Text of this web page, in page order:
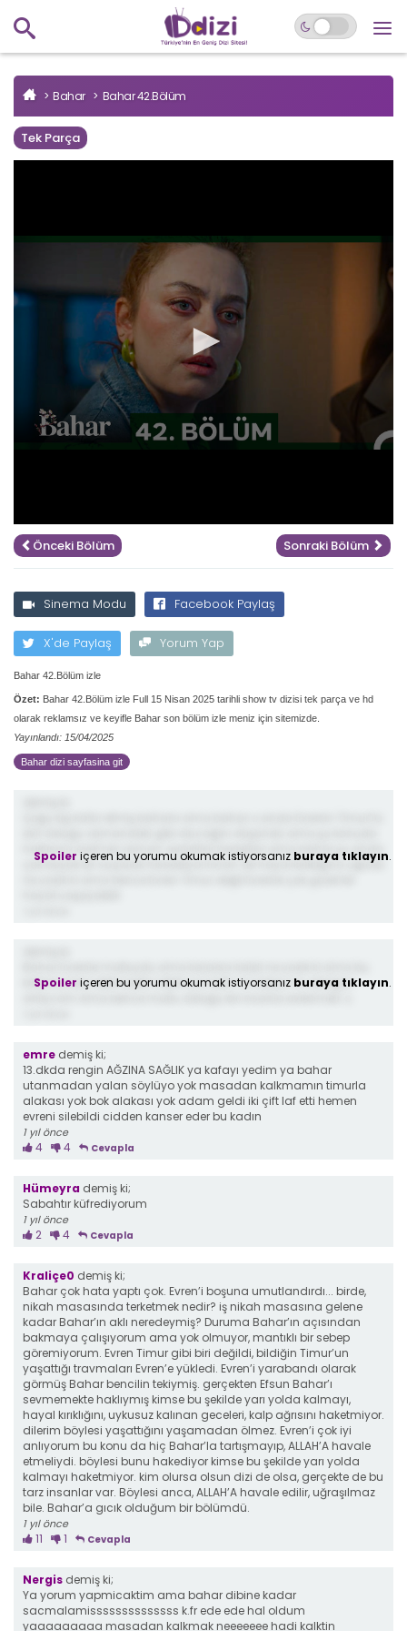
Bahar Bahar 42.Bölüm
Tek Parça
Önceki Bölüm Sonraki Bölüm
Sinema Modu Facebook Paylaş
X'de Paylaş Yorum Yap
Bahar 42.Bölüm izle
Özet: Bahar 42.Bölüm izle Full 15 Nisan 2025 tarihli show tv dizisi tek parça ve hd
olarak reklamsız ve keyifle Bahar son bölüm izle meniz için sitemizde.
Yayınlandı: 15/04/2025
Bahar dizi sayfasina git
haklısınız evet her zaman ayrıldılar barıştılar ama bahar şu anda
çok büyük bir suçluluk hissediyor Evran de hayal kırıklığına uğradı
Spoiler içeren bu yorumu okumak istiyorsanız buraya tıklayın.
bölümü tam bitirmedim bitirince haklı mı haksız mı olduğun
Spoiler içeren bu yorumu okumak istiyorsanız buraya tıklayın.
emre demiş ki;
13.dkda rengin AĞZINA SAĞLIK ya kafayı yedim ya bahar
utanmadan yalan söylüyo yok masadan kalkmamın timurla
alakası yok bok alakası yok adam geldi iki çift laf etti hemen
evreni silebildi cidden kanser eder bu kadın
1 yıl önce
4 4 Cevapla
Hümeyra demiş ki;
Sabahtır küfrediyorum
1 yıl önce
2 4 Cevapla
Kraliçe0 demiş ki;
Bahar çok hata yaptı çok. Evren’i boşuna umutlandırdı... birde,
nikah masasında terketmek nedir? iş nikah masasına gelene
kadar Bahar’ın aklı neredeymiş? Duruma Bahar’ın açısından
bakmaya çalışıyorum ama yok olmuyor, mantıklı bir sebep
göremiyorum. Evren Timur gibi biri değildi, bildiğin Timur’un
yaşattığı travmaları Evren’e yükledi. Evren’i yarabandı olarak
görmüş Bahar bencilin tekiymiş. gerçekten Efsun Bahar’ı
sevmemekte haklıymış kimse bu şekilde yarı yolda kalmayı,
hayal kırıklığını, uykusuz kalınan geceleri, kalp ağrısını haketmiyor.
dilerim böylesi yaşattığını yaşamadan ölmez. Evren’i çok iyi
anlıyorum bu konu da hiç Bahar’la tartışmayıp, ALLAH’A havale
etmeliydi. böylesi bunu hakediyor kimse bu şekilde yarı yolda
kalmayı haketmiyor. kim olursa olsun dizi de olsa, gerçekte de bu
tarz insanlar var. Böylesi anca, ALLAH’A havale edilir, uğraşılmaz
bile. Bahar’a gıcık olduğum bir bölümdü.
1 yıl önce
11 1 Cevapla
Nergis demiş ki;
Ya yorum yapmicaktim ama bahar dibine kadar
sacmalamissssssssssssss k.fr ede ede hal oldum
yaaaaaaaaa masadan kalkmak neeeeeee hadi kalktin